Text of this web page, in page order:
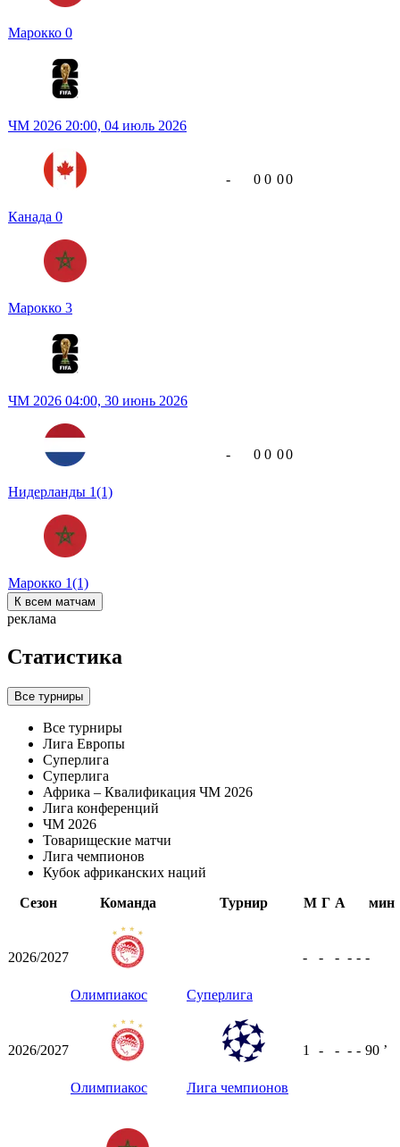
Марокко 0
ЧМ 2026 20:00, 04 июль 2026
Канада 0
Марокко 3
- 0 0 00
ЧМ 2026 04:00, 30 июнь 2026
Нидерланды 1(1)
Марокко 1(1)
- 0 0 00
К всем матчам
реклама
Статистика
Все турниры
Все турниры
Лига Европы
Суперлига
Суперлига
Африка – Квалификация ЧМ 2026
Лига конференций
ЧМ 2026
Товарищеские матчи
Лига чемпионов
Кубок африканских наций
Сезон
Команда Турнир М Г А мин
2026/2027
Олимпиакос Суперлига
- - - - - -
2026/2027
Олимпиакос Лига чемпионов
1 - - - - 90 ʼ